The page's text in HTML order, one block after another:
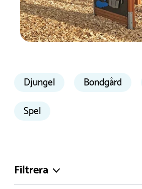
Djungel Bondgård
Spel
Filtrera